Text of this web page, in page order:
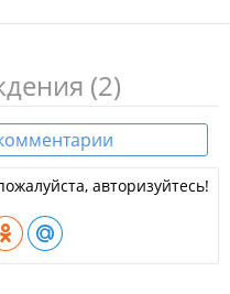
(2)
авторизуйтесь!